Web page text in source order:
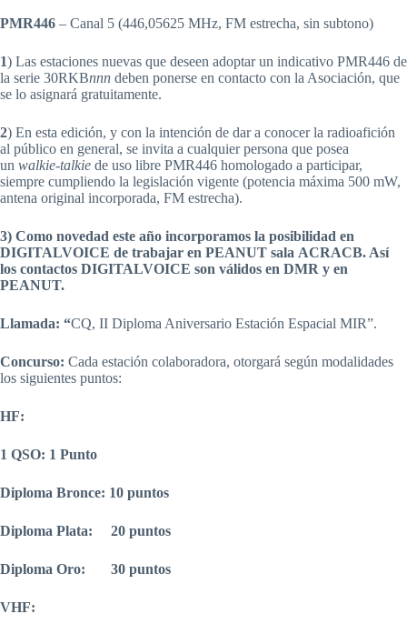
PMR446 – Canal 5 (446,05625 MHz, FM estrecha, sin subtono)
1) Las estaciones nuevas que deseen adoptar un indicativo PMR446 de
la serie 30RKBnnn deben ponerse en contacto con la Asociación, que
se lo asignará gratuitamente.
2) En esta edición, y con la intención de dar a conocer la radioafición
al público en general, se invita a cualquier persona que posea
un walkie-talkie de uso libre PMR446 homologado a participar,
siempre cumpliendo la legislación vigente (potencia máxima 500 mW,
antena original incorporada, FM estrecha).
3) Como novedad este año incorporamos la posibilidad en
DIGITALVOICE de trabajar en PEANUT sala ACRACB. Así
los contactos DIGITALVOICE son válidos en DMR y en
PEANUT.
Llamada: “CQ, II Diploma Aniversario Estación Espacial MIR”.
Concurso: Cada estación colaboradora, otorgará según modalidades
los siguientes puntos:
HF:
1 QSO: 1 Punto
Diploma Bronce: 10 puntos
Diploma Plata: 20 puntos
Diploma Oro: 30 puntos
VHF: